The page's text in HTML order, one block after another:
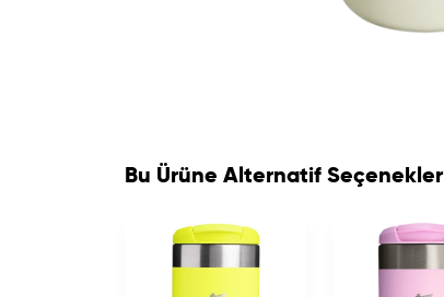
Bu Ürüne Alternatif Seçenekler